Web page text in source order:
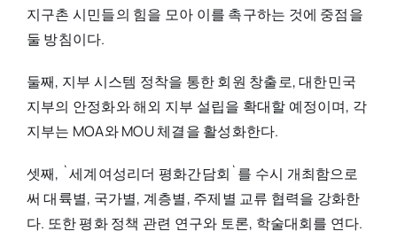
지구촌 시민들의 힘을 모아 이를 촉구하는 것에 중점을
둘 방침이다.
둘째, 지부 시스템 정착을 통한 회원 창출로, 대한민국
지부의 안정화와 해외 지부 설립을 확대할 예정이며, 각
지부는 MOA와 MOU 체결을 활성화한다.
셋째, `세계여성리더 평화간담회`를 수시 개최함으로
써 대륙별, 국가별, 계층별, 주제별 교류 협력을 강화한
다. 또한 평화 정책 관련 연구와 토론, 학술대회를 연다.